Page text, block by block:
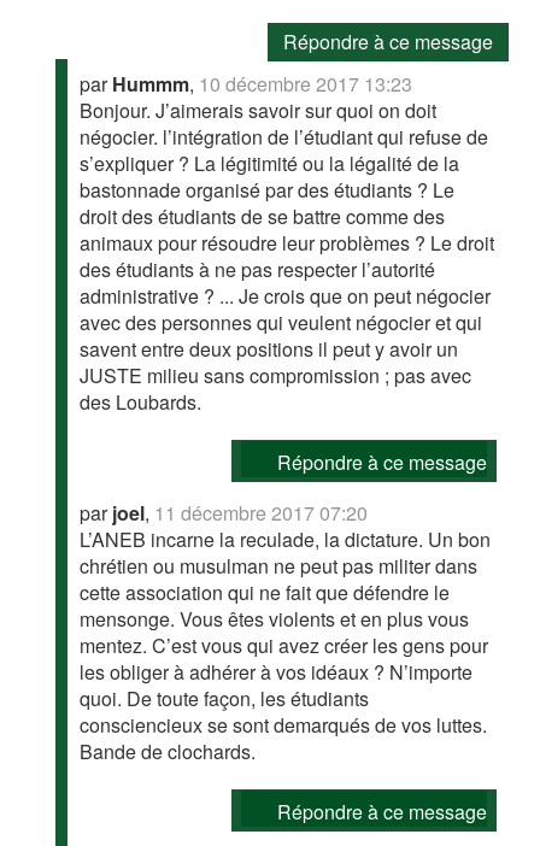
Répondre à ce message
parHummm, 10 décembre 2017 13:23
Bonjour. J’aimerais savoir sur quoi on doit
négocier. l’intégration de l’étudiant qui refuse de
s’expliquer ? La légitimité ou la légalité de la
bastonnade organisé par des étudiants ? Le
droit des étudiants de se battre comme des
animaux pour résoudre leur problèmes ? Le droit
des étudiants à ne pas respecter l’autorité
administrative ? ... Je crois que on peut négocier
avec des personnes qui veulent négocier et qui
savent entre deux positions il peut y avoir un
JUSTE milieu sans compromission ; pas avec
des Loubards.
Répondre à ce message
parjoel, 11 décembre 2017 07:20
L’ANEB incarne la reculade, la dictature. Un bon
chrétien ou musulman ne peut pas militer dans
cette association qui ne fait que défendre le
mensonge. Vous êtes violents et en plus vous
mentez. C’est vous qui avez créer les gens pour
les obliger à adhérer à vos idéaux ? N’importe
quoi. De toute façon, les étudiants
consciencieux se sont demarqués de vos luttes.
Bande de clochards.
Répondre à ce message